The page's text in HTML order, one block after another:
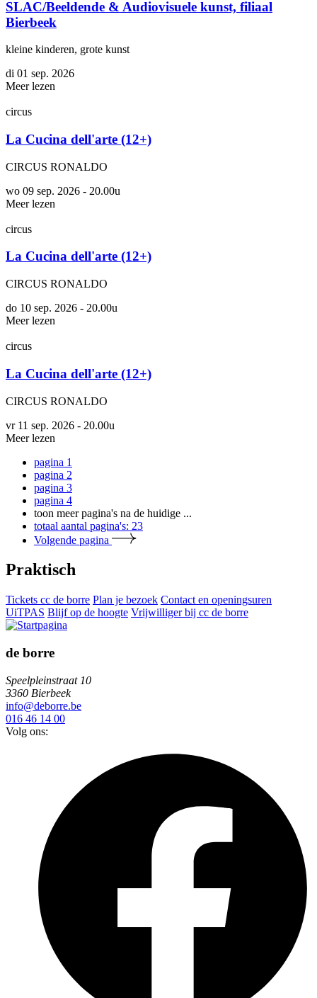
SLAC/Beeldende & Au­dio­vi­su­e­le kunst, filiaal
Bierbeek
kleine kinderen, grote kunst
di 01 sep. 2026
Meer lezen
circus
La Cucina dell'arte (12+)
CIRCUS RONALDO
wo 09 sep. 2026 - 20.00u
Meer lezen
circus
La Cucina dell'arte (12+)
CIRCUS RONALDO
do 10 sep. 2026 - 20.00u
Meer lezen
circus
La Cucina dell'arte (12+)
CIRCUS RONALDO
vr 11 sep. 2026 - 20.00u
Meer lezen
pagina 1
pagina 2
pagina 3
pagina 4
toon meer pagina's na de huidige ...
totaal aantal pagina's: 23
Volgende pagina
Praktisch
Tickets cc de borre Plan je bezoek Contact en openingsuren
UiTPAS Blijf op de hoogte Vrijwilliger bij cc de borre
de borre
Speelpleinstraat 10
3360 Bierbeek
info@deborre.be
016 46 14 00
Volg ons: